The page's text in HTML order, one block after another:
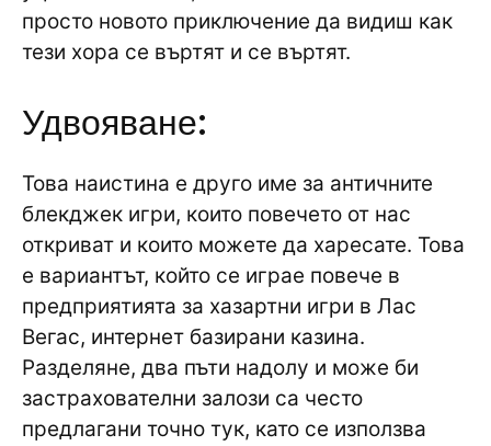
просто новото приключение да видиш как
тези хора се въртят и се въртят.
Удвояване:
Това наистина е друго име за античните
блекджек игри, които повечето от нас
откриват и които можете да харесате. Това
е вариантът, който се играе повече в
предприятията за хазартни игри в Лас
Вегас, интернет базирани казина.
Разделяне, два пъти надолу и може би
застрахователни залози са често
предлагани точно тук, като се използва